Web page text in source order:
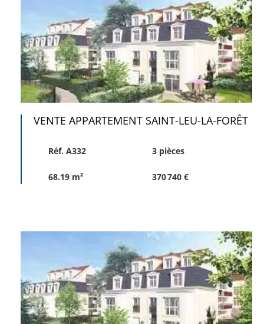
VENTE APPARTEMENT SAINT-LEU-LA-FORÊT
Réf. A332 3 pièces
68.19 m² 370 740 €